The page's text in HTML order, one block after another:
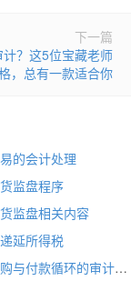
下一篇
？这5位宝藏老师
，总有一款适合你
的会计处理
监盘程序
监盘相关内容
延所得税
2026年注会《审计》章节知识点：第十一章采购与付款循环的审计